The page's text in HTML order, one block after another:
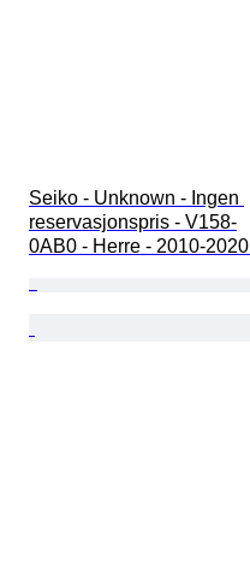
Seiko - Unknown - Ingen
reservasjonspris - V158-
0AB0 - Herre - 2010-2020